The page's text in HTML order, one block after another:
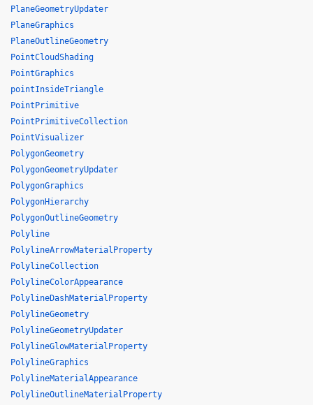
PlaneGeometryUpdater
PlaneGraphics
PlaneOutlineGeometry
PointCloudShading
PointGraphics
pointInsideTriangle
PointPrimitive
PointPrimitiveCollection
PointVisualizer
PolygonGeometry
PolygonGeometryUpdater
PolygonGraphics
PolygonHierarchy
PolygonOutlineGeometry
Polyline
PolylineArrowMaterialProperty
PolylineCollection
PolylineColorAppearance
PolylineDashMaterialProperty
PolylineGeometry
PolylineGeometryUpdater
PolylineGlowMaterialProperty
PolylineGraphics
PolylineMaterialAppearance
PolylineOutlineMaterialProperty